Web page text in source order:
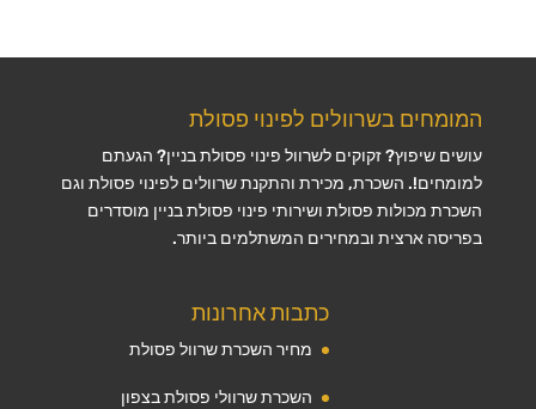
המומחים בשרוולים לפינוי פסולת
עושים שיפוץ? זקוקים לשרוול פינוי פסולת בניין? הגעתם
למומחים!. השכרת, מכירת והתקנת שרוולים לפינוי פסולת וגם
השכרת מכולות פסולת ושירותי פינוי פסולת בניין מוסדרים
בפריסה ארצית ובמחירים המשתלמים ביותר.
כתבות אחרונות
מחיר השכרת שרוול פסולת
השכרת שרוולי פסולת בצפון